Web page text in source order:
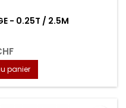
- 0.25T / 2.5M
panier